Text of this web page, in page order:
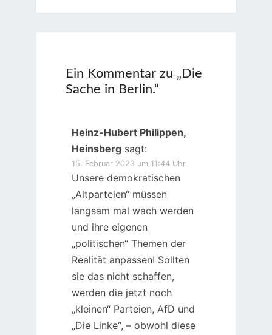
Ein Kommentar zu „ Die
Sache in Berlin.“
Heinz-Hubert Philippen,
Heinsberg sagt:
15. Februar 2023 um 11:44 Uhr
Unsere demokratischen
„Altparteien“ müssen
langsam mal wach werden
und ihre eigenen
„politischen“ Themen der
Realität anpassen! Sollten
sie das nicht schaffen,
werden die jetzt noch
„kleinen“ Parteien, AfD und
„Die Linke“, – obwohl diese